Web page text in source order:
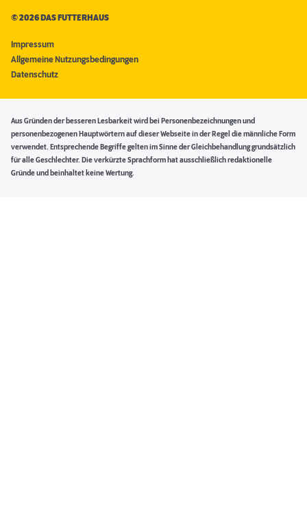
©2026 DAS FUTTERHAUS
Impressum
Allgemeine Nutzungsbedingungen
Datenschutz
Aus Gründen der besseren Lesbarkeit wird bei Personenbezeichnungen und
personenbezogenen Hauptwörtern auf dieser Webseite in der Regel die männliche Form
verwendet. Entsprechende Begriffe gelten im Sinne der Gleichbehandlung grundsätzlich
für alle Geschlechter. Die verkürzte Sprachform hat ausschließlich redaktionelle
Gründe und beinhaltet keine Wertung.